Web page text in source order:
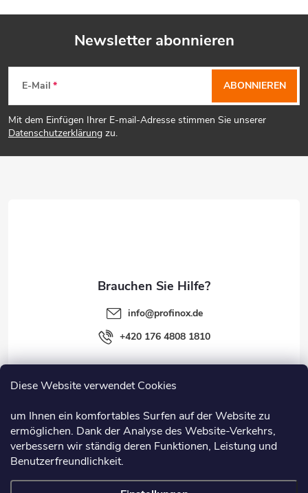
Diese Website verwendet Cookies
um Ihnen ein komfortables Surfen auf der Website zu
ermöglichen. Dank der Analyse des Website-Verkehrs,
verbessern wir ständig deren Funktionen, Leistung und
Benutzerfreundlichkeit.
F
u
ß
Newsletter abonnieren
E-Mail
Mit dem Einfügen Ihrer E-mail-Adresse stimmen Sie unserer
Datenschutzerklärung zu.
ABONNIEREN
Information
info@profinox.de
+420 176 4808 1810